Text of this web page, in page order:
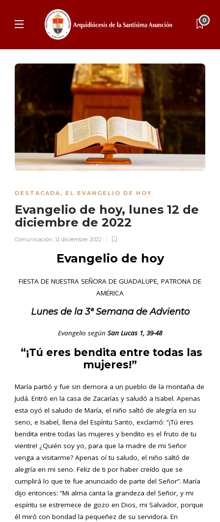
0
DESTACADA, EL EVANGELIO DE HOY
Evangelio de hoy, lunes 12 de
diciembre de 2022
Comunicación, 12 diciembre, 2022
Evangelio de hoy
FIESTA DE NUESTRA SEÑORA DE GUADALUPE, PATRONA DE
AMÉRICA
Lunes de la 3ª Semana de Adviento
Evangelio según San Lucas 1, 39-48
“¡Tú eres bendita entre todas las
mujeres!”
María partió y fue sin demora a un pueblo de la montaña de
Judá. Entró en la casa de Zacarías y saludó a Isabel. Apenas
esta oyó el saludo de María, el niño saltó de alegría en su
seno, e Isabel, llena del Espíritu Santo, exclamó: “¡Tú eres
bendita entre todas las mujeres y bendito es el fruto de tu
vientre! ¿Quién soy yo, para que la madre de mi Señor
venga a visitarme? Apenas oí tu saludo, el niño saltó de
alegría en mi seno. Feliz de ti por haber creído que se
cumplirá lo que te fue anunciado de parte del Señor”. María
dijo entonces: “Mi alma canta la grandeza del Señor, y mi
espíritu se estremece de gozo en Dios, mi Salvador, porque
él miró con bondad la pequeñez de su servidora. En